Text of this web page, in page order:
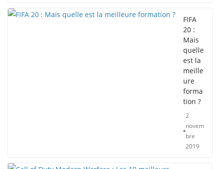
FIFA
20 :
Mais
quelle
est la
meille
ure
forma
tion ?
2
novem
bre
2019